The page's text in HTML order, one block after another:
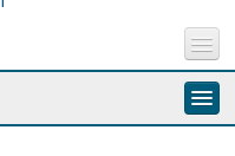
Contacto
Quejas y Sugerencias